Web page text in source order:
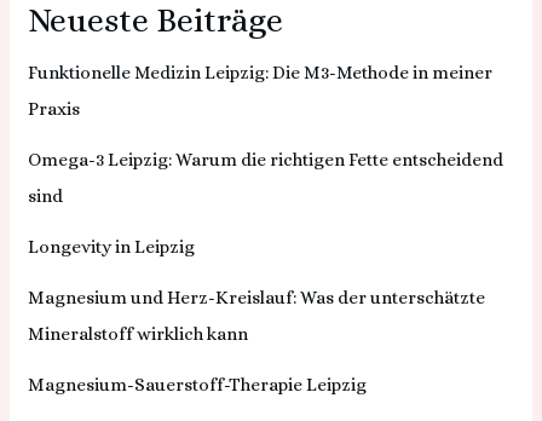
Neueste Beiträge
Funktionelle Medizin Leipzig: Die M3-Methode in meiner
Praxis
Omega-3 Leipzig: Warum die richtigen Fette entscheidend
sind
Longevity in Leipzig
Magnesium und Herz-Kreislauf: Was der unterschätzte
Mineralstoff wirklich kann
Magnesium-Sauerstoff-Therapie Leipzig